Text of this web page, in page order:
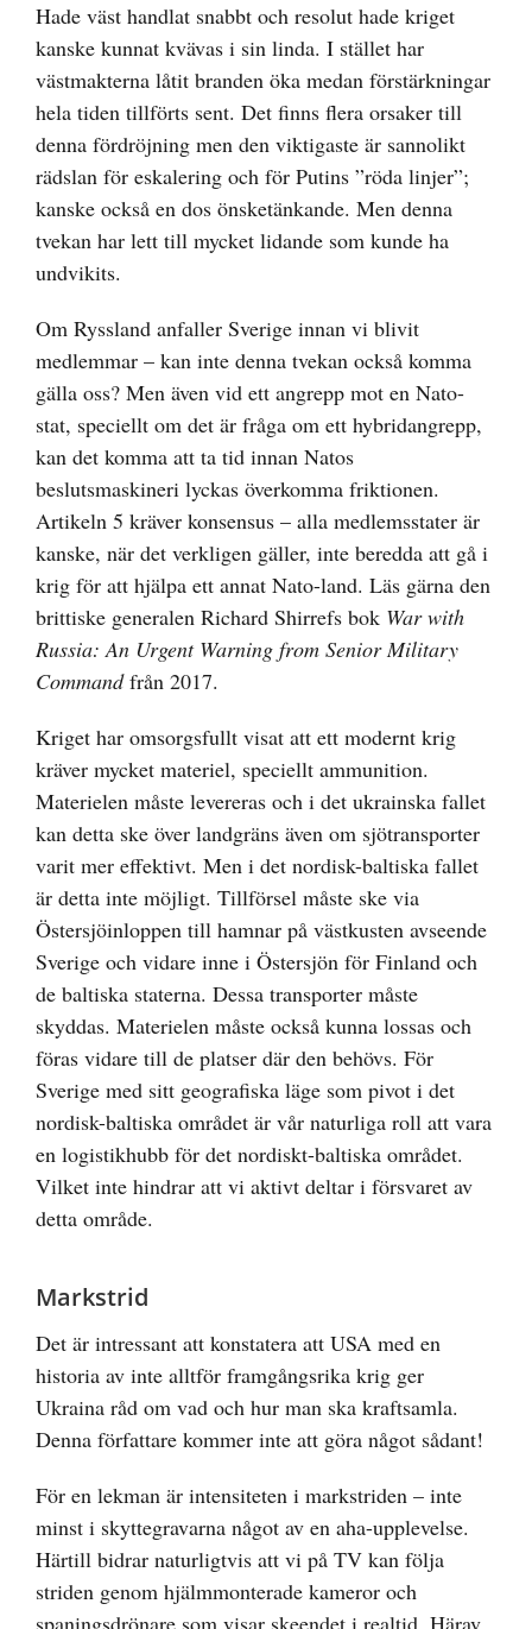
Hade väst handlat snabbt och resolut hade kriget
kanske kunnat kvävas i sin linda. I stället har
västmakterna låtit branden öka medan förstärkningar
hela tiden tillförts sent. Det finns flera orsaker till
denna fördröjning men den viktigaste är sannolikt
rädslan för eskalering och för Putins ”röda linjer”;
kanske också en dos önsketänkande. Men denna
tvekan har lett till mycket lidande som kunde ha
undvikits.
Om Ryssland anfaller Sverige innan vi blivit
medlemmar – kan inte denna tvekan också komma
gälla oss? Men även vid ett angrepp mot en Nato-
stat, speciellt om det är fråga om ett hybridangrepp,
kan det komma att ta tid innan Natos
beslutsmaskineri lyckas överkomma friktionen.
Artikeln 5 kräver konsensus – alla medlemsstater är
kanske, när det verkligen gäller, inte beredda att gå i
krig för att hjälpa ett annat Nato-land. Läs gärna den
brittiske generalen Richard Shirrefs bok War with
Russia: An Urgent Warning from Senior Military
Commandfrån 2017.
Kriget har omsorgsfullt visat att ett modernt krig
kräver mycket materiel, speciellt ammunition.
Materielen måste levereras och i det ukrainska fallet
kan detta ske över landgräns även om sjötransporter
varit mer effektivt. Men i det nordisk-baltiska fallet
är detta inte möjligt. Tillförsel måste ske via
Östersjöinloppen till hamnar på västkusten avseende
Sverige och vidare inne i Östersjön för Finland och
de baltiska staterna. Dessa transporter måste
skyddas. Materielen måste också kunna lossas och
föras vidare till de platser där den behövs. För
Sverige med sitt geografiska läge som pivot i det
nordisk-baltiska området är vår naturliga roll att vara
en logistikhubb för det nordiskt-baltiska området.
Vilket inte hindrar att vi aktivt deltar i försvaret av
detta område.
Markstrid
Det är intressant att konstatera att USA med en
historia av inte alltför framgångsrika krig ger
Ukraina råd om vad och hur man ska kraftsamla.
Denna författare kommer inte att göra något sådant!
För en lekman är intensiteten i markstriden – inte
minst i skyttegravarna något av en aha-upplevelse.
Härtill bidrar naturligtvis att vi på TV kan följa
striden genom hjälmmonterade kameror och